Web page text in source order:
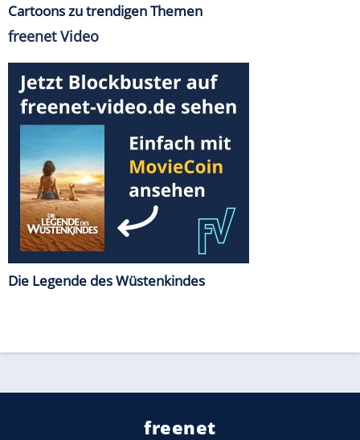
Cartoons zu trendigen Themen
freenet Video
Die Legende des Wüstenkindes
freenet